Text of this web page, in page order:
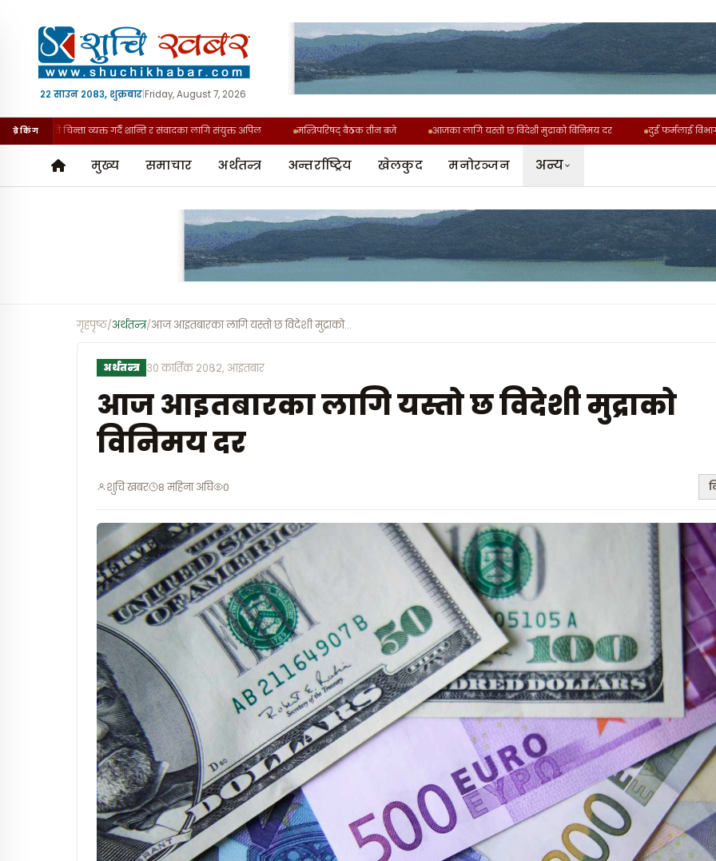
२२ साउन २०८३, शुक्रबार|Friday, August 7, 2026
ब्रेकिंगचिन्ता व्यक्त गर्दै शान्ति र संवादका लागि संयुक्त अपिल मन्त्रिपरिषद् बैठक तीन बजे आजका लागि यस्तो छ विदेशी मुद्राको विनिमय दर दुई फर्मलाई विभागको
मुख्य समाचार अर्थतन्त्र अन्तर्राष्ट्रिय खेलकुद मनोरञ्जन अन्य
गृहपृष्ठ/अर्थतन्त्र/आज आइतबारका लागि यस्तो छ विदेशी मुद्राको…
अर्थतन्त्र ३० कार्तिक २०८२, आइतबार
आज आइतबारका लागि यस्तो छ विदेशी मुद्राको
विनिमय दर
शुचि खबर 8 महिना अघि 0